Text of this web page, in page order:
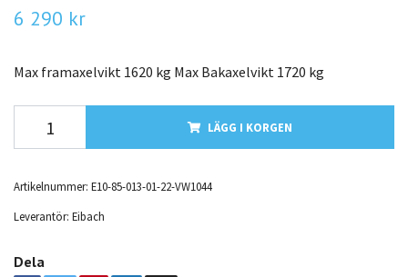
6 290 kr
Max framaxelvikt 1620 kg Max Bakaxelvikt 1720 kg
LÄGG I KORGEN
Artikelnummer: E10-85-013-01-22-VW1044
Leverantör: Eibach
Dela